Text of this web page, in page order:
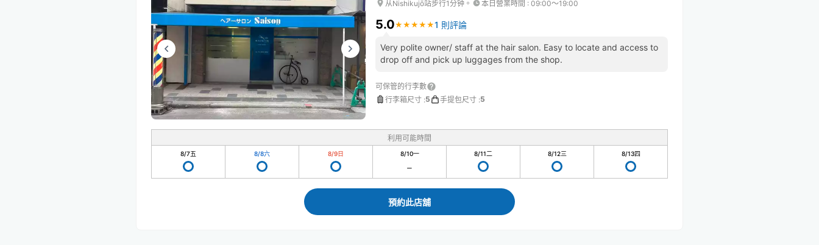
从Nishikujō站步行1分钟。 本日營業時間 : 09:00〜19:00
5.0★ ★ ★ ★ ★
★ ★ ★ ★ ★1 則評論
Very polite owner/ staff at the hair salon. Easy to locate and access to
drop off and pick up luggages from the shop.
可保管的行李數
行李箱尺寸 :5 手提包尺寸 :5
利用可能時間
8/7五 8/8六 8/9日 8/10一 8/11二 8/12三 8/13四
預約此店舖